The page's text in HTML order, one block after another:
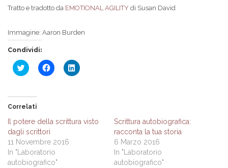
Tratto e tradotto da EMOTIONAL AGILITY di Susan David
Immagine: Aaron Burden
Condividi:
Fai
clic
su
Twitter
apre
in
una
nuova
finestra)
Fai
clic
in
una
finestra)
Fai
clic
apre
in
Correlati
Il potere della scrittura visto
dagli scrittori
11 Novembre 2016
In "Laboratorio
autobiografico"
Scrittura autobiografica:
racconta la tua storia
6 Marzo 2016
In "Laboratorio
autobiografico"